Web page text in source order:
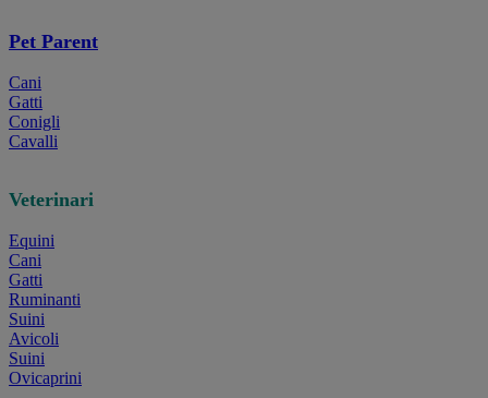
Pet Parent
Cani
Gatti
Conigli
Cavalli
Veterinari
Equini
Cani
Gatti
Ruminanti
Suini
Avicoli
Suini
Ovicaprini